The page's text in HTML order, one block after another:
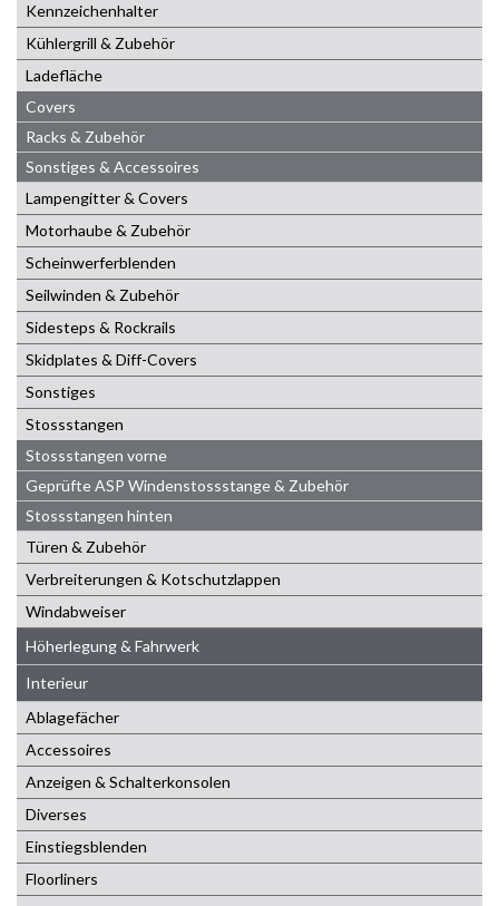
Kennzeichenhalter
Kühlergrill & Zubehör
Ladefläche
Covers
Racks & Zubehör
Sonstiges & Accessoires
Lampengitter & Covers
Motorhaube & Zubehör
Scheinwerferblenden
Seilwinden & Zubehör
Sidesteps & Rockrails
Skidplates & Diff-Covers
Sonstiges
Stossstangen
Stossstangen vorne
Geprüfte ASP Windenstossstange & Zubehör
Stossstangen hinten
Türen & Zubehör
Verbreiterungen & Kotschutzlappen
Windabweiser
Höherlegung & Fahrwerk
Interieur
Ablagefächer
Accessoires
Anzeigen & Schalterkonsolen
Diverses
Einstiegsblenden
Floorliners